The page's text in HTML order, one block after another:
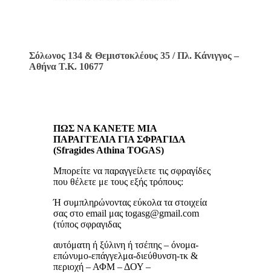
Σόλωνος 134 & Θεμιστοκλέους 35 / Πλ. Κάνιγγος –
Αθήνα Τ.Κ. 10677
ΠΩΣ ΝΑ ΚΑΝΕΤΕ ΜΙΑ
ΠΑΡΑΓΓΕΛΙΑ ΓΙΑ ΣΦΡΑΓΙΔΑ
(Sfragides Athina TOGAS)
Μπορείτε να παραγγείλετε τις σφραγίδες
που θέλετε με τους εξής τρόπους:
Ή συμπληρώνοντας εύκολα τα στοιχεία
σας στο email μας togasg@gmail.com
(τύπος σφραγιδας
αυτόματη ή ξύλινη ή τσέπης – όνομα-
επώνυμο-επάγγελμα-διεύθυνση-τκ &
περιοχή – ΑΦΜ – ΔΟΥ –